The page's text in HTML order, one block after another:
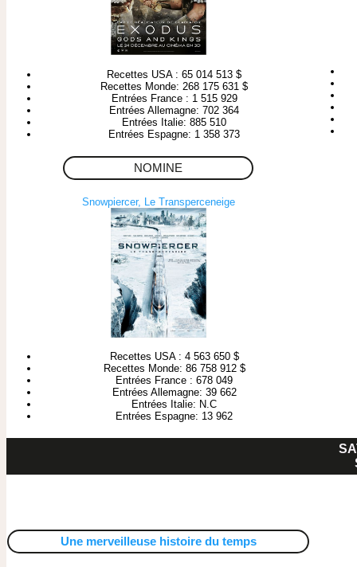
Recettes USA : 65 014 513 $
Recettes Monde: 268 175 631 $
Entrées France : 1 515 929
Entrées Allemagne: 702 364
Entrées Italie: 885 510
Entrées Espagne: 1 358 373
NOMINE
Snowpiercer, Le Transperceneige
Recettes USA : 4 563 650 $
Recettes Monde: 86 758 912 $
Entrées France : 678 049
Entrées Allemagne: 39 662
Entrées Italie: N.C
Entrées Espagne: 13 962
Une merveilleuse histoire du temps